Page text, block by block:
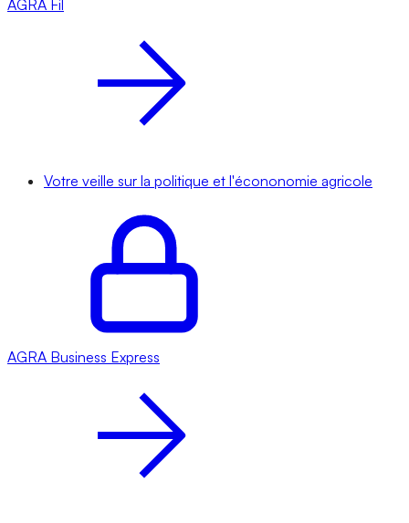
AGRA Fil
Votre veille sur la politique et l'écononomie agricole
AGRA Business Express